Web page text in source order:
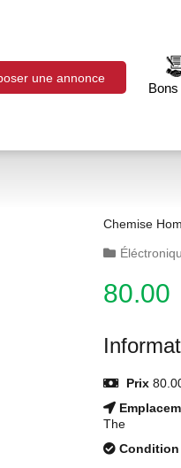
une annonce
Chemise
80.00
Prix
The
Condition